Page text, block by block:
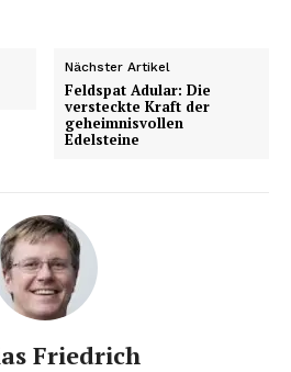
Nächster Artikel
Feldspat Adular: Die
versteckte Kraft der
geheimnisvollen
Edelsteine
Friedrich